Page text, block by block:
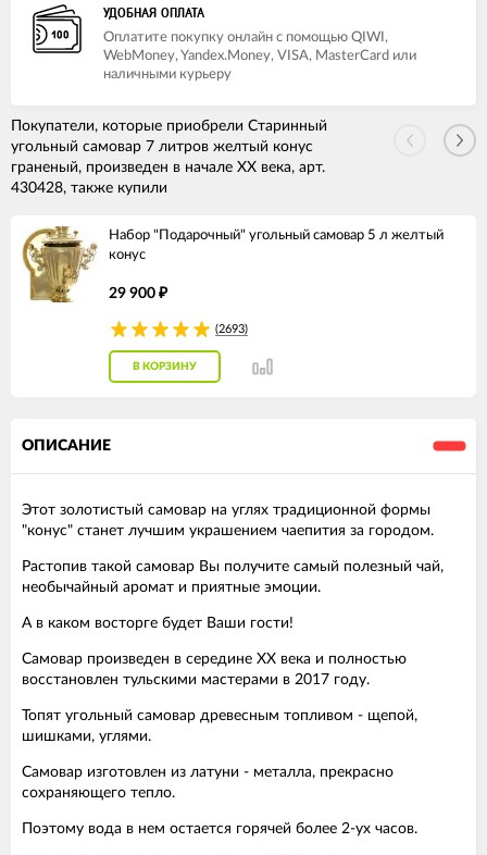
УДОБНАЯ ОПЛАТА
Оплатите покупку онлайн с помощью QIWI,
WebMoney, Yandex.Money, VISA, MasterCard или
наличными курьеру
Покупатели, которые приобрели Старинный
угольный самовар 7 литров желтый конус
граненый, произведен в начале XX века, арт.
430428, также купили
Набор "Подарочный" угольный самовар 5 л желтый
конус
29 900 ₽
(2693)
В КОРЗИНУ
ОПИСАНИЕ
Этот золотистый самовар на углях традиционной формы
"конус" станет лучшим украшением чаепития за городом.
Растопив такой самовар Вы получите самый полезный чай,
необычайный аромат и приятные эмоции.
А в каком восторге будет Ваши гости!
Самовар произведен в середине XX века и полностью
восстановлен тульскими мастерами в 2017 году.
Топят угольный самовар древесным топливом - щепой,
шишками, углями.
Самовар изготовлен из латуни - металла, прекрасно
сохраняющего тепло.
Поэтому вода в нем остается горячей более 2-ух часов.